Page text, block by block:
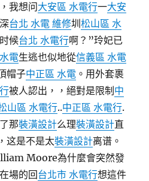
我想问大安區 水電行一大安
台北 水電 維修圳松山區 水
候台北 水電行啊？”玲妃已
電生逃也似地從信義區 水電
帽子中正區 水電 。用外套裹
被人認出，，絕對是限制 中
山區 水電行..中正區 水電行.
那裝潢設計么理裝潢設計直
这是不是太裝潢設計离谱。
Moore為什麼會突然發
場的回台北市 水電行想這件